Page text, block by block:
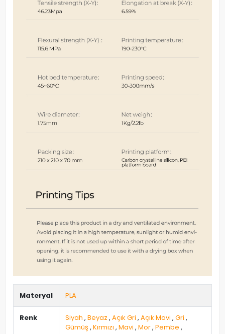
Materyal PLA
Renk Siyah , Beyaz , Açık Gri , Açık Mavi , Gri ,
Gümüş , Kırmızı , Mavi , Mor, Pembe ,